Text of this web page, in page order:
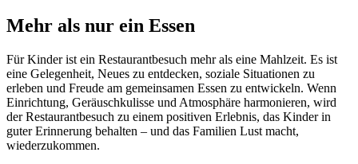
Mehr als nur ein Essen
Für Kinder ist ein Restaurantbesuch mehr als eine Mahlzeit. Es ist
eine Gelegenheit, Neues zu entdecken, soziale Situationen zu
erleben und Freude am gemeinsamen Essen zu entwickeln. Wenn
Einrichtung, Geräuschkulisse und Atmosphäre harmonieren, wird
der Restaurantbesuch zu einem positiven Erlebnis, das Kinder in
guter Erinnerung behalten – und das Familien Lust macht,
wiederzukommen.